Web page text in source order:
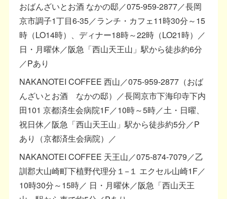
おばんざいとお酒 なかの邸／075-959-2877／長岡
京市調子1丁目6-35／ランチ・カフェ11時30分～15
時（LO14時）、ディナー18時～22時（LO21時）／
日・月曜休／阪急「西山天王山」駅から徒歩約6分
／Pあり
NAKANOTEI COFFEE 西山／075-959-2877（おば
んざいとお酒 なかの邸）／長岡京市下海印寺下内
田101 京都済生会病院1F／10時～5時／土・日曜、
祝日休／阪急「西山天王山」駅から徒歩約5分／P
あり（京都済生会病院）／
NAKANOTEI COFFEE 天王山／075-874-7079／乙
訓郡大山崎町下植野代理分１−１ エクセル山崎1F／
10時30分～15時／ 日・月曜休／阪急「西山天王